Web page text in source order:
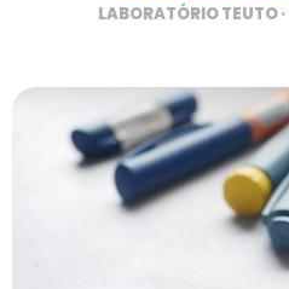
LABORATÓRIO TEUTO